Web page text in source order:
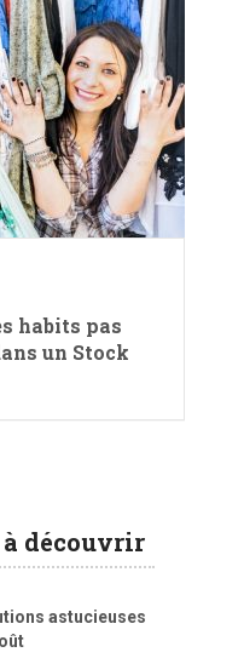
habits pas
un Stock
découvrir
astucieuses